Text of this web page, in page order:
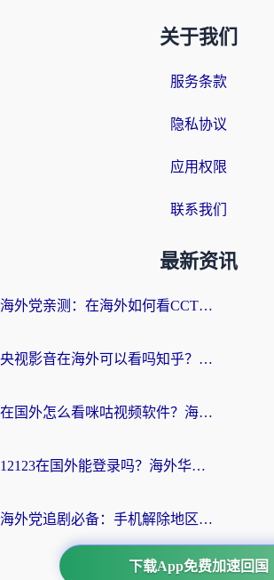
关于我们
服务条款
隐私协议
应用权限
联系我们
最新资讯
海外党亲测：在海外如何看CCTV？告别“仅限大陆播放”的实用指南
央视影音在海外可以看吗知乎？留学生亲测：3步解决地域限制+追剧自由
在国外怎么看咪咕视频软件？海外党亲测有效的回国加速方案
12123在国外能登录吗？海外华人必看的回国加速实用指南
海外党追剧必备：手机解除地区限制app怎么选？解决央视视频&国内剧地区限制全指南
下载App免费加速回国